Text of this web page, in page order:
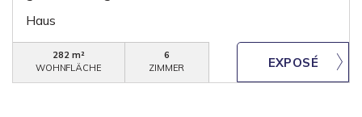
Haus
282 m²
WOHNFLÄCHE
6
ZIMMER